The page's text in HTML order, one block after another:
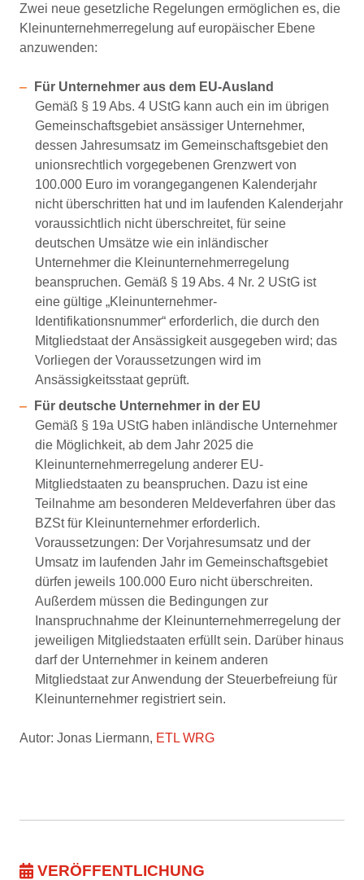
Zwei neue gesetzliche Regelungen ermöglichen es, die
Kleinunternehmerregelung auf europäischer Ebene
anzuwenden:
Für Unternehmer aus dem EU-Ausland
Gemäß § 19 Abs. 4 UStG kann auch ein im übrigen
Gemeinschaftsgebiet ansässiger Unternehmer,
dessen Jahresumsatz im Gemeinschaftsgebiet den
unionsrechtlich vorgegebenen Grenzwert von
100.000 Euro im vorangegangenen Kalenderjahr
nicht überschritten hat und im laufenden Kalenderjahr
voraussichtlich nicht überschreitet, für seine
deutschen Umsätze wie ein inländischer
Unternehmer die Kleinunternehmerregelung
beanspruchen. Gemäß § 19 Abs. 4 Nr. 2 UStG ist
eine gültige „Kleinunternehmer-
Identifikationsnummer“ erforderlich, die durch den
Mitgliedstaat der Ansässigkeit ausgegeben wird; das
Vorliegen der Voraussetzungen wird im
Ansässigkeitsstaat geprüft.
Für deutsche Unternehmer in der EU
Gemäß § 19a UStG haben inländische Unternehmer
die Möglichkeit, ab dem Jahr 2025 die
Kleinunternehmerregelung anderer EU-
Mitgliedstaaten zu beanspruchen. Dazu ist eine
Teilnahme am besonderen Meldeverfahren über das
BZSt für Kleinunternehmer erforderlich.
Voraussetzungen: Der Vorjahresumsatz und der
Umsatz im laufenden Jahr im Gemeinschaftsgebiet
dürfen jeweils 100.000 Euro nicht überschreiten.
Außerdem müssen die Bedingungen zur
Inanspruchnahme der Kleinunternehmerregelung der
jeweiligen Mitgliedstaaten erfüllt sein. Darüber hinaus
darf der Unternehmer in keinem anderen
Mitgliedstaat zur Anwendung der Steuerbefreiung für
Kleinunternehmer registriert sein.
Autor: Jonas Liermann, ETL WRG
VERÖFFENTLICHUNG